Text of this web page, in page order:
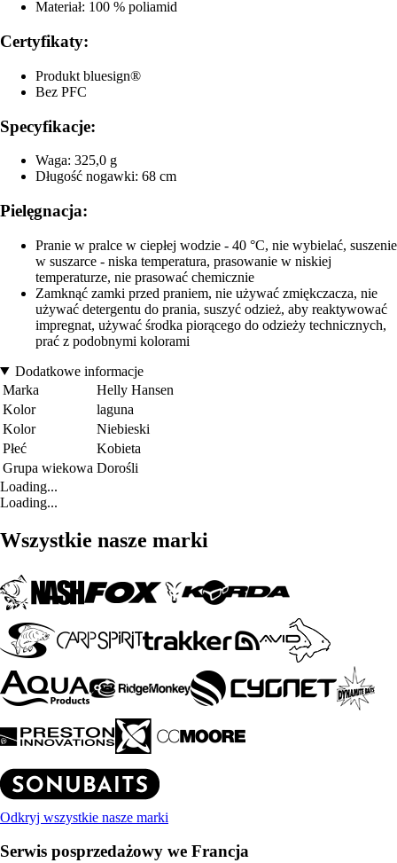
Materiał: 100 % poliamid
Certyfikaty:
Produkt bluesign®
Bez PFC
Specyfikacje:
Waga: 325,0 g
Długość nogawki: 68 cm
Pielęgnacja:
Pranie w pralce w ciepłej wodzie - 40 °C, nie wybielać, suszenie
w suszarce - niska temperatura, prasowanie w niskiej
temperaturze, nie prasować chemicznie
Zamknąć zamki przed praniem, nie używać zmiękczacza, nie
używać detergentu do prania, suszyć odzież, aby reaktywować
impregnat, używać środka piorącego do odzieży technicznych,
prać z podobnymi kolorami
Dodatkowe informacje
Marka
Helly Hansen
Kolor
laguna
Kolor
Niebieski
Płeć
Kobieta
Grupa wiekowa Dorośli
Loading...
Loading...
Wszystkie nasze marki
Odkryj wszystkie nasze marki
Serwis posprzedażowy we Francja